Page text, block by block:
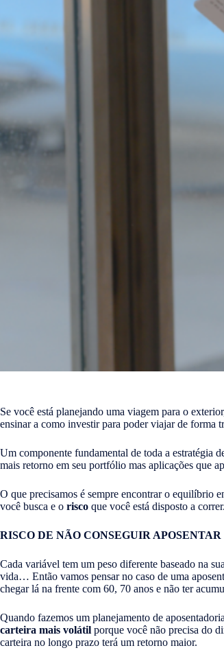
Se você está planejando uma viagem para o
ensinar a como investir para poder viajar de forma
Um componente fundamental de toda a estratégia
mais retorno em seu portfólio mas aplicações que
O que precisamos é sempre encontrar o equilíbrio
você busca e o risco que você está disposto a correr.
RISCO DE NÃO CONSEGUIR APOSENTAR
Cada variável tem um peso diferente baseado na
vida… Então vamos pensar no caso de uma
chegar lá na frente com 60, 70 anos e não ter
Quando fazemos um planejamento de
carteira mais volátil porque você não precisa do
carteira no longo prazo terá um retorno maior.